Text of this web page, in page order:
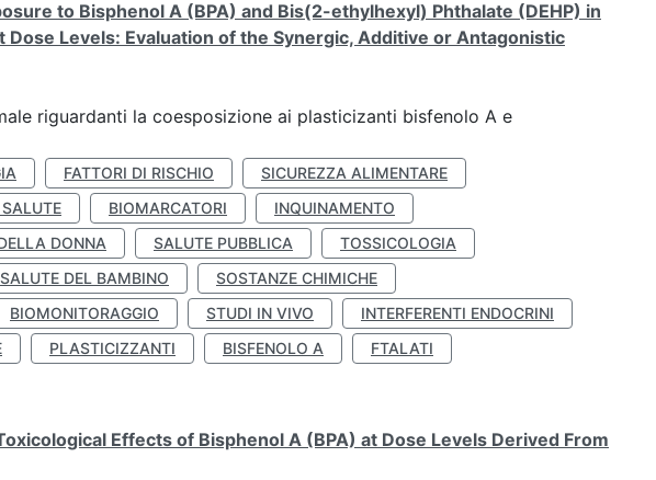
to Bisphenol A (BPA) and Bis(2-ethylhexyl) Phthalate (DEHP) in
Levels: Evaluation of the Synergic, Additive or Antagonistic
riguardanti la coesposizione ai plasticizanti bisfenolo A e
FATTORI DI RISCHIO
SICUREZZA ALIMENTARE
BIOMARCATORI
INQUINAMENTO
DONNA SALUTE PUBBLICA
TOSSICOLOGIA
SALUTE DEL BAMBINO
SOSTANZE CHIMICHE
BIOMONITORAGGIO STUDI IN VIVO
INTERFERENTI ENDOCRINI
PLASTICIZZANTI BISFENOLO A
FTALATI
Effects of Bisphenol A (BPA) at Dose Levels Derived From